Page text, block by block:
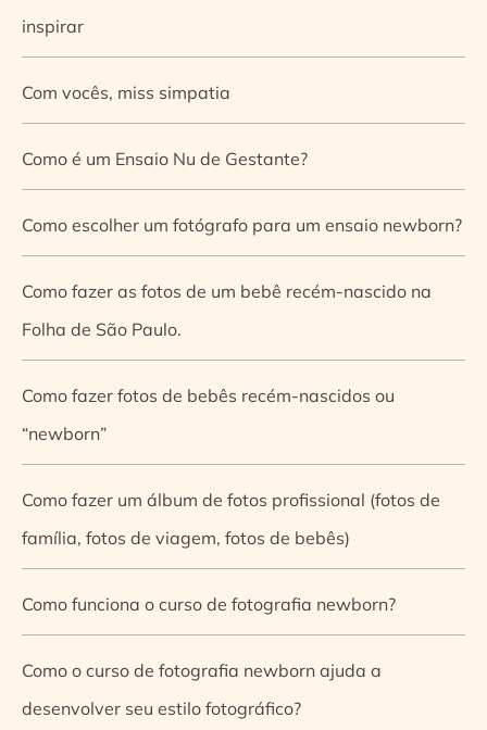
inspirar
Com vocês, miss simpatia
Como é um Ensaio Nu de Gestante?
Como escolher um fotógrafo para um ensaio newborn?
Como fazer as fotos de um bebê recém-nascido na
Folha de São Paulo.
Como fazer fotos de bebês recém-nascidos ou
“newborn”
Como fazer um álbum de fotos profissional (fotos de
família, fotos de viagem, fotos de bebês)
Como funciona o curso de fotografia newborn?
Como o curso de fotografia newborn ajuda a
desenvolver seu estilo fotográfico?